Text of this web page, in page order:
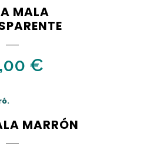
MALA
€
MARRÓN